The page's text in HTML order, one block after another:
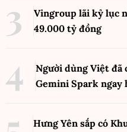
Vingroup lãi kỷ lục
49.000 tỷ đồng
Người dùng Việt đã
Gemini Spark ngay
Hưng Yên sắp có